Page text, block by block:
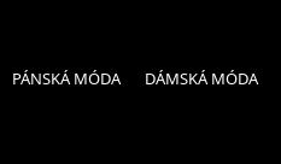
PÁNSKÁ MÓDA DÁMSKÁ MÓDA